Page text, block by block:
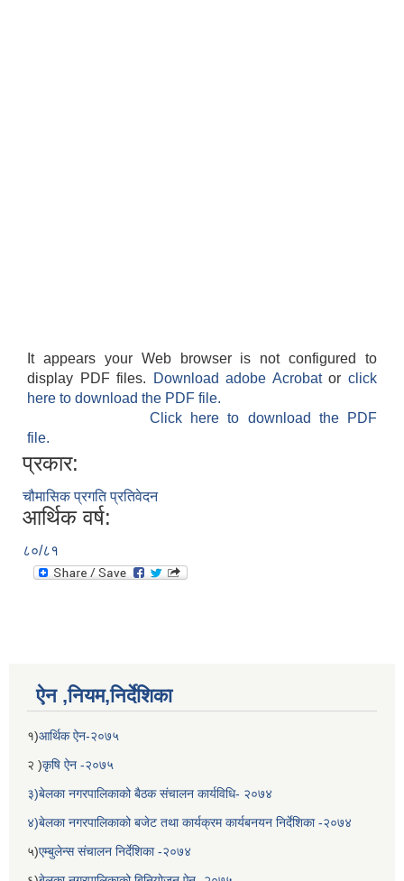
It appears your Web browser is not configured to
display PDF files.
Download adobe Acrobatorclick
here to download the PDF file.
Click here to download the PDF
file.
प्रकार:
चौमासिक प्रगति प्रतिवेदन
आर्थिक वर्ष:
८०/८१
ऐन ,नियम,निर्देशिका
१)आर्थिक ऐन-२०७५
२ )कृषि ऐन -२०७५
३)बेलका नगरपालिकाको बैठक संचालन कार्यविधि- २०७४
४)बेलका नगरपालिकाको बजेट तथा कार्यक्रम कार्यबनयन निर्देशिका -२०७४
५)एम्बुलेन्स संचालन निर्देशिका -२०७४